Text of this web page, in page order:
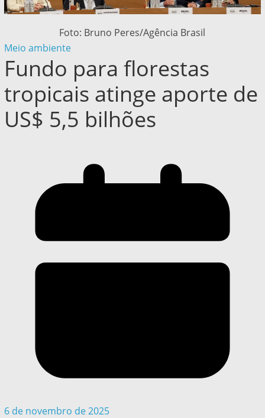
Foto: Bruno Peres/Agência Brasil
Meio ambiente
Fundo para florestas
tropicais atinge aporte de
US$ 5,5 bilhões
6 de novembro de 2025